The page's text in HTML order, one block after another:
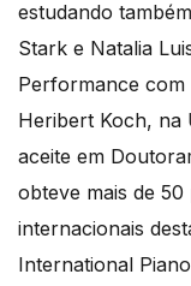
estudando
Stark e Natalia
Performance com
Heribert Koch, na
aceite em
obteve mais de
internacionais
International